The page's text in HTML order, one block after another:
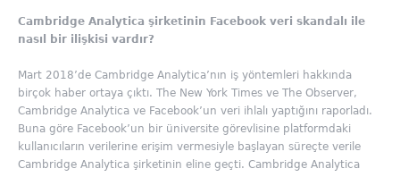
Cambridge Analytica şirketinin Facebook veri skandalı ile
nasıl bir ilişkisi vardır?
Mart 2018’de Cambridge Analytica’nın iş yöntemleri hakkında
birçok haber ortaya çıktı. The New York Times ve The Observer,
Cambridge Analytica ve Facebook’un veri ihlalı yaptığını raporladı.
Buna göre Facebook’un bir üniversite görevlisine platformdaki
kullanıcıların verilerine erişim vermesiyle başlayan süreçte verile
Cambridge Analytica şirketinin eline geçti. Cambridge Analytica